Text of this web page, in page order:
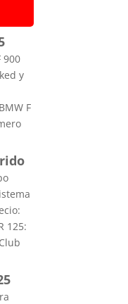
900
y
F
125: